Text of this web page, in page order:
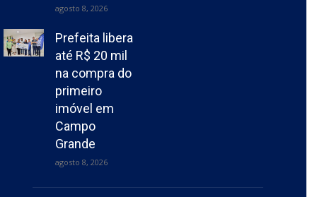
agosto 8, 2026
Prefeita libera
até R$ 20 mil
na compra do
primeiro
imóvel em
Campo
Grande
agosto 8, 2026